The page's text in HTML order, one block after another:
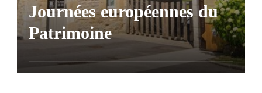
Journées européennes du
Patrimoine